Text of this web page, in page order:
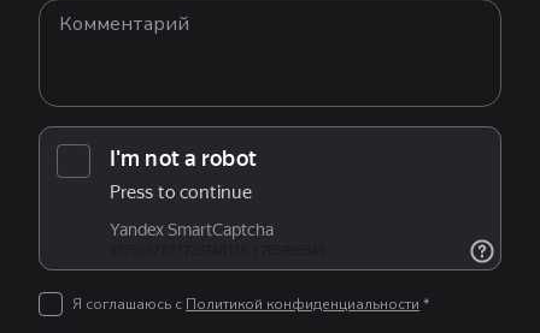
Я соглашаюсь с Политикой конфиденциальности *